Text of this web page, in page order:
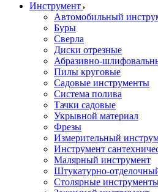
Инструмент
Автомобильный
Буры
Сверла
Диски отрезные
Абразивно-
Пилы круговые
Садовые инструменты
Система полива
Тачки садовые
Укрывной материал
Фрезы
Измерительный
Инструмент
Малярный инструмент
Штукатурно-
Cтолярные